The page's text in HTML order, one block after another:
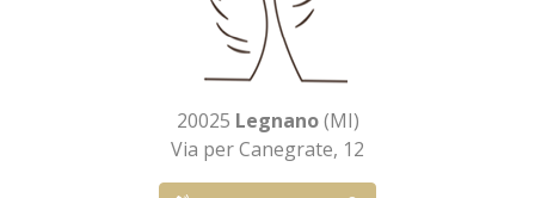
20025 Legnano(MI)
Via per Canegrate, 12